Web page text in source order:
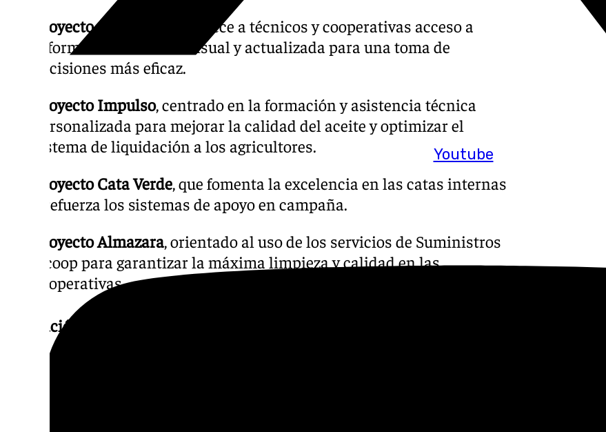
Youtube
Proyecto Claridad
, que ofrece a técnicos y cooperativas acceso a
información analítica visual y actualizada para una toma de
decisiones más eficaz.
Proyecto Impulso, centrado en la formación y asistencia técnica
personalizada para mejorar la calidad del aceite y optimizar el
sistema de liquidación a los agricultores.
Proyecto Cata Verde, que fomenta la excelencia en las catas internas
y refuerza los sistemas de apoyo en campaña.
Proyecto Almazara, orientado al uso de los servicios de Suministros
Dcoop para garantizar la máxima limpieza y calidad en las
cooperativas.
Formación continua para profesionales del sector